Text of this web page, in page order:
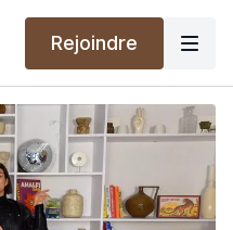
Rejoindre